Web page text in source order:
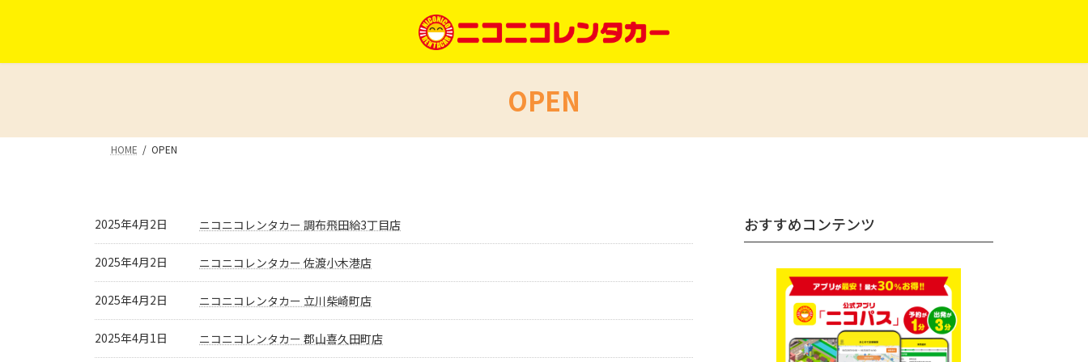
ン
ー
OPEN
HOME OPEN
2025年4月2日 ニコニコレンタカー 調布飛田給3丁目店
2025年4月2日 ニコニコレンタカー 佐渡小木港店
2025年4月2日 ニコニコレンタカー 立川柴崎町店
2025年4月1日 ニコニコレンタカー 郡山喜久田町店
おすすめコンテンツ